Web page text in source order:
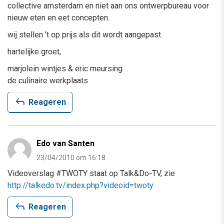
collective amsterdam en niet aan ons ontwerpbureau voor
nieuw eten en eet concepten.
wij stellen ’t op prijs als dit wordt aangepast.
hartelijke groet,
marjolein wintjes & eric meursing
de culinaire werkplaats
reply Reageren
Edo van Santen
23/04/2010 om 16:18
Videoverslag #TWOTY staat op Talk&Do-TV, zie
http://talkedo.tv/index.php?videoid=twoty
reply Reageren